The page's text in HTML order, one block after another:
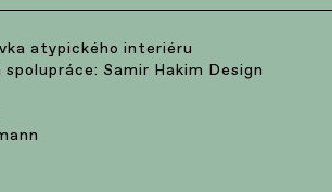
atypického interiéru
Samir Hakim Design